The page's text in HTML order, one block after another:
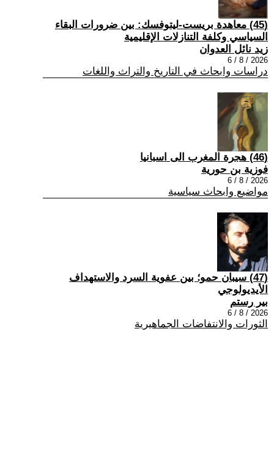
(45) معاهدة بريست-ليتوفسك: بين ضرورات البقاء
السياسي وكلفة التنازلات الإقليمية
زيد نائل العدوان
2026 / 8 / 6
دراسات وابحاث في التاريخ والتراث واللغات
(46) هجرة المغرب الى اسبانيا
فوزية بن حورية
2026 / 8 / 6
مواضيع وابحاث سياسية
(47) سيبان حمو؛ بين عفوية السرد والاستهداف
الأيديولوجي
بير رستم
2026 / 8 / 6
الثورات والانتفاضات الجماهيرية